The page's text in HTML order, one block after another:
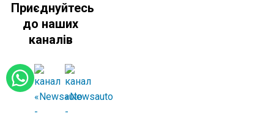
Приєднуйтесь
до наших
каналів